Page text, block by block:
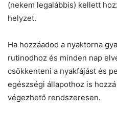
(nekem legalábbis) kellett
helyzet.
Ha hozzáadod a nyaktorna
rutinodhoz és minden nap
csökkenteni a nyakfájást és
egészségi állapothoz is
végezhető rendszeresen.